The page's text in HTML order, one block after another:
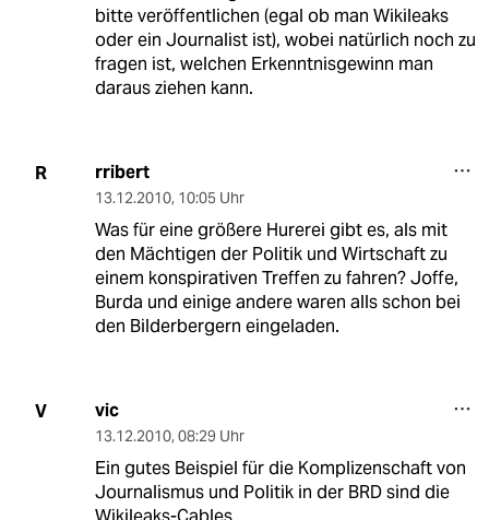
bitte veröffentlichen (egal ob man Wikileaks
oder ein Journalist ist), wobei natürlich noch zu
fragen ist, welchen Erkenntnisgewinn man
daraus ziehen kann.
R rribert
13.12.2010, 10:05 Uhr
Was für eine größere Hurerei gibt es, als mit
den Mächtigen der Politik und Wirtschaft zu
einem konspirativen Treffen zu fahren? Joffe,
Burda und einige andere waren alls schon bei
den Bilderbergern eingeladen.
V vic
13.12.2010, 08:29 Uhr
Ein gutes Beispiel für die Komplizenschaft von
Journalismus und Politik in der BRD sind die